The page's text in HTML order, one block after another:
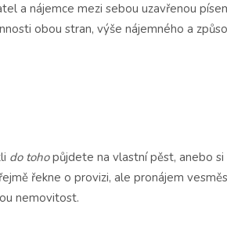
a nájemce mezi sebou uzavřenou
obou stran, výše nájemného a
do tohopůjdete na vlastní pěst, anebo
řekne o provizi, ale pronájem
nemovitost.